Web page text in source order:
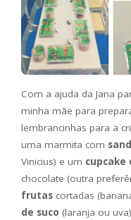
Com a ajuda da Jana
minha mãe para
lembrancinhas para a
uma marmita com
Vinicius) e um cupcake
chocolate (outra
frutas cortadas
de suco (laranja ou